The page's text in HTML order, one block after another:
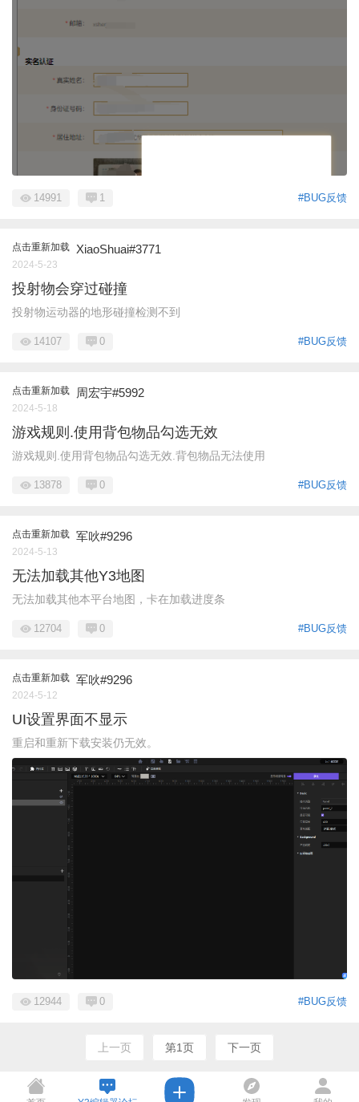
#BUG反馈
14991 1
点击重新加载 XiaoShuai#3771
2024-5-23
投射物会穿过碰撞
投射物运动器的地形碰撞检测不到
#BUG反馈
14107 0
点击重新加载 周宏宇#5992
2024-5-18
游戏规则.使用背包物品勾选无效
游戏规则.使用背包物品勾选无效.背包物品无法使用
#BUG反馈
13878 0
点击重新加载 军吙#9296
2024-5-13
无法加载其他Y3地图
无法加载其他本平台地图，卡在加载进度条
#BUG反馈
12704 0
点击重新加载 军吙#9296
2024-5-12
UI设置界面不显示
重启和重新下载安装仍无效。
#BUG反馈
12944 0
上一页 第1页 下一页